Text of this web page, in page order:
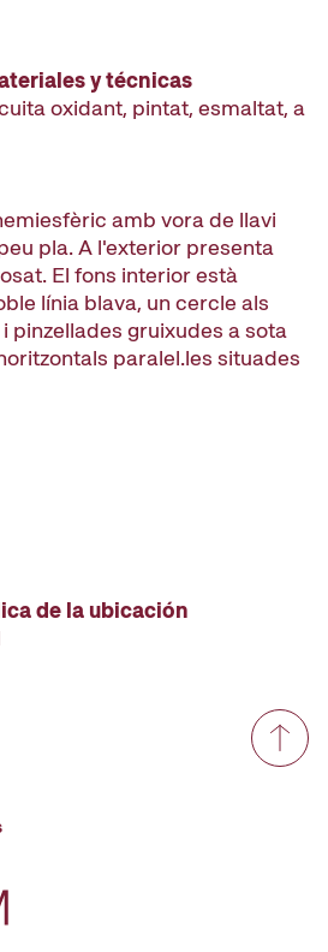
y técnicas
oxidant, pintat, esmaltat, a
amb vora de llavi
pla. A l'exterior presenta
El fons interior està
línia blava, un cercle als
pinzellades gruixudes a sota
paralel.les situades
de la ubicación